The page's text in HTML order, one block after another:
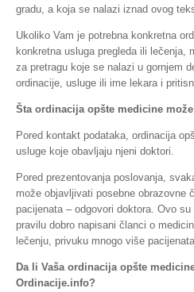
gradu, a koja se nalazi iznad ovog
Ukoliko Vam je potrebna konkretna
konkretna usluga pregleda ili lečenja,
za pretragu koje se nalazi u gornjem
ordinacije, usluge ili ime lekara i
Šta ordinacija opšte medicine
Pored kontakt podataka, ordinacija
usluge koje obavljaju njeni doktori.
Pored prezentovanja poslovanja,
može objavljivati posebne obrazovne
pacijenata – odgovori doktora. Ovo
pravilu dobro napisani članci o
lečenju, privuku mnogo više
Da li Vaša ordinacija opšte
Ordinacije.info?